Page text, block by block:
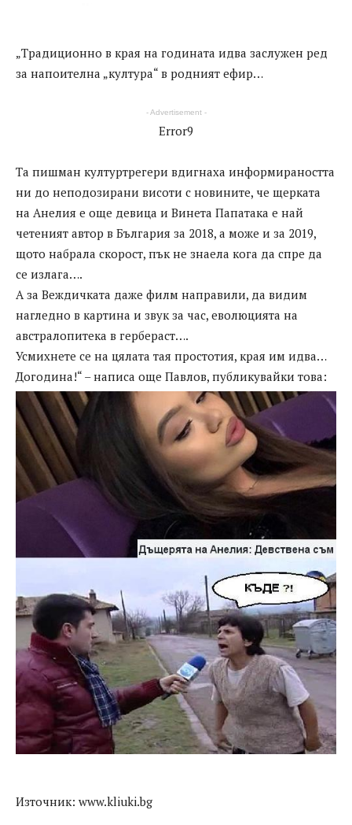
„Традиционно в края на годината идва заслужен ред
за напоителна „култура“ в родният ефир…
- Advertisement -
Error9
Та пишман културтрегери вдигнаха информираността
ни до неподозирани висоти с новините, че щерката
на Анелия е още девица и Винета Папатака е най
четеният автор в България за 2018, а може и за 2019,
щото набрала скорост, пък не знаела кога да спре да
се излага….
А за Веждичката даже филм направили, да видим
нагледно в картина и звук за час, еволюцията на
австралопитека в гербераст….
Усмихнете се на цялата тая простотия, края им идва…
Догодина!“ – написа още Павлов, публикувайки това:
Източник: www.kliuki.bg